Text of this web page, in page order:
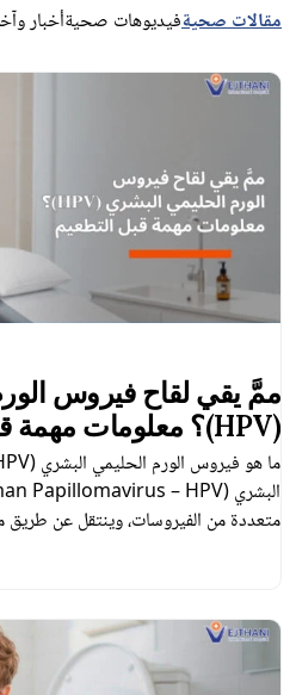
مقالات صحيةفيديوهات صحيةأخبار
ممَّ يقي لقاح فيروس
(HPV)؟ معلومات مهمة قبل التطعيم.
متعددة من الفيروسات، وينتقل عن طريق